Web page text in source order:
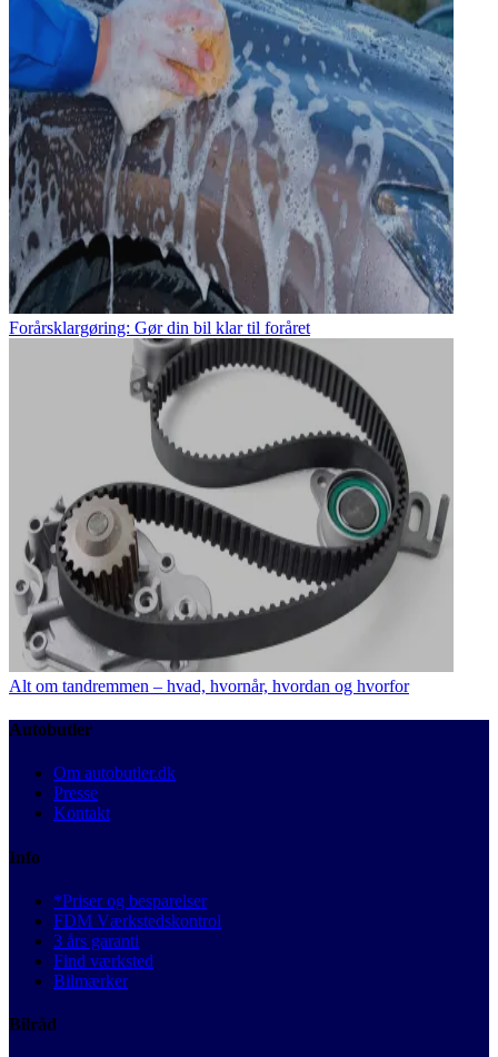
Forårsklargøring: Gør din bil klar til foråret
Alt om tandremmen – hvad, hvornår, hvordan og hvorfor
Autobutler
Om autobutler.dk
Presse
Kontakt
Info
*Priser og besparelser
FDM Værkstedskontrol
3 års garanti
Find værksted
Bilmærker
Bilråd